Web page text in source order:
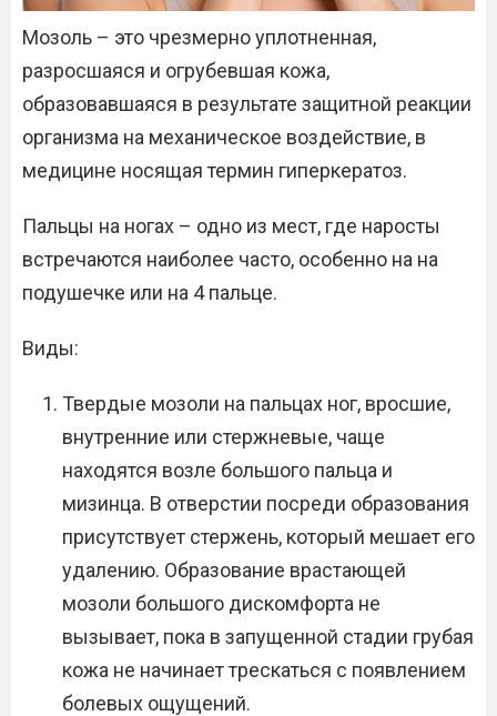
Мозоль – это чрезмерно уплотненная,
разросшаяся и огрубевшая кожа,
образовавшаяся в результате защитной реакции
организма на механическое воздействие, в
медицине носящая термин гиперкератоз.
Пальцы на ногах – одно из мест, где наросты
встречаются наиболее часто, особенно на на
подушечке или на 4 пальце.
Виды:
Твердые мозоли на пальцах ног, вросшие,
внутренние или стержневые, чаще
находятся возле большого пальца и
мизинца. В отверстии посреди образования
присутствует стержень, который мешает его
удалению. Образование врастающей
мозоли большого дискомфорта не
вызывает, пока в запущенной стадии грубая
кожа не начинает трескаться с появлением
болевых ощущений.